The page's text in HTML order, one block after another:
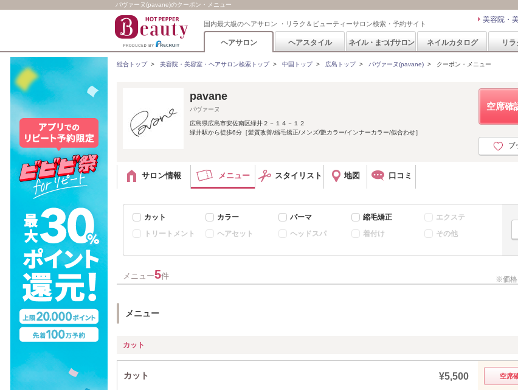
パヴァーヌ(pavane)のクーポン・メニュー
国内最大級のヘアサロン ・リラク＆ビューティーサロン検索・予約サイト 美容院・
ヘアサロン ヘアスタイル ネイル・まつげサロン ネイルカタログ リ
総合トップ> 美容院・美容室・ヘアサロン検索トップ> 中国トップ> 広島トップ> パヴァーヌ(pavane) > クーポン・メニュー
空席確
ブ
pavane
パヴァーヌ
広島県広島市安佐南区緑井２－１４－１２
緑井駅から徒歩6分［髪質改善/縮毛矯正/メンズ/艶カラー/インナーカラー/似合わせ］
サロン情報 メニュー スタイリスト 地図 口コミ
カット カラー パーマ 縮毛矯正
エクステ
トリートメント
ヘアセット ヘッドスパ 着付け その他
価格
メニュー5件
メニュー
カット
カット ¥5,500 空席